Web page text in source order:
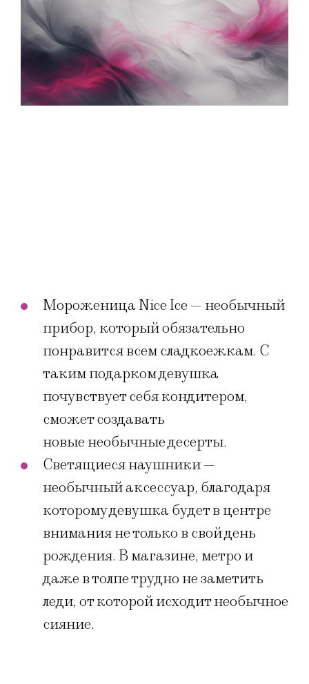
Мороженица Nice Ice — необычный
прибор, который обязательно
понравится всем сладкоежкам. С
таким подарком девушка
почувствует себя кондитером,
сможет создавать
новые необычные десерты.
Светящиеся наушники —
необычный аксессуар, благодаря
которому девушка будет в центре
внимания не только в свой день
рождения. В магазине, метро и
даже в толпе трудно не заметить
леди, от которой исходит необычное
сияние.